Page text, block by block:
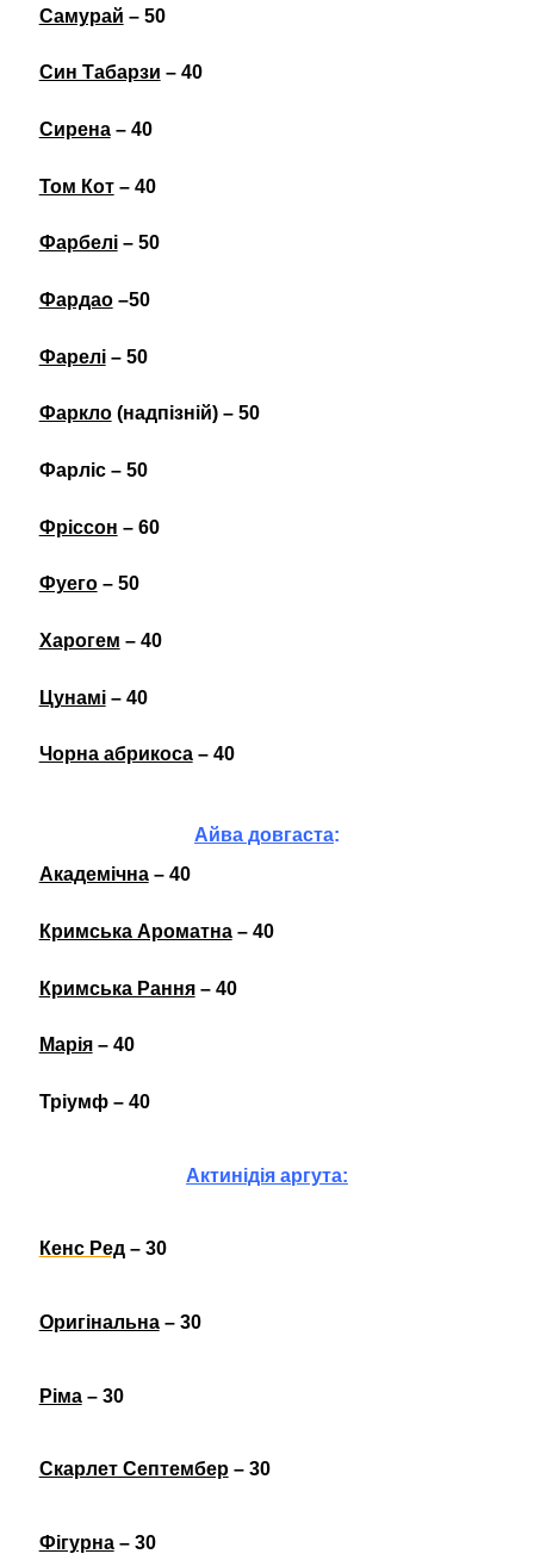
Самурай – 50
Син Табарзи – 40
Сирена– 40
Том Кот– 40
Фарбелі– 50
Фардао–50
Фарелі– 50
Фаркло(надпізній) – 50
Фарліс – 50
Фріссон – 60
Фуего– 50
Харогем – 40
Цунамі– 40
Чорна абрикоса– 40
Айва довгаста:
Академічна– 40
Кримська Ароматна– 40
Кримська Рання– 40
Марія– 40
Тріумф – 40
Актинідія аргута:
Кенс Ред– 30
Оригінальна– 30
Ріма– 30
Скарлет Септембер– 30
Фігурна– 30